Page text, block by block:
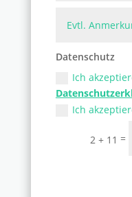
Datenschutz
Ich
Ich
2 + 11 =